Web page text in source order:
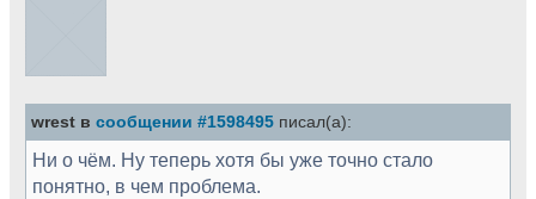
wrest в сообщении #1598495 писал(а):
Ни о чём. Ну теперь хотя бы уже точно стало
понятно, в чем проблема.